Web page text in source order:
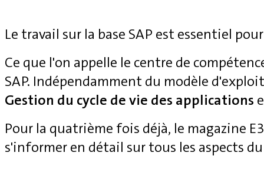
Le travail sur la base SAP est essentiel
Ce que l'on appelle le centre de
SAP. Indépendamment du modèle
Gestion du cycle de vie des applications
Pour la quatrième fois déjà, le magazine
s'informer en détail sur tous les aspects